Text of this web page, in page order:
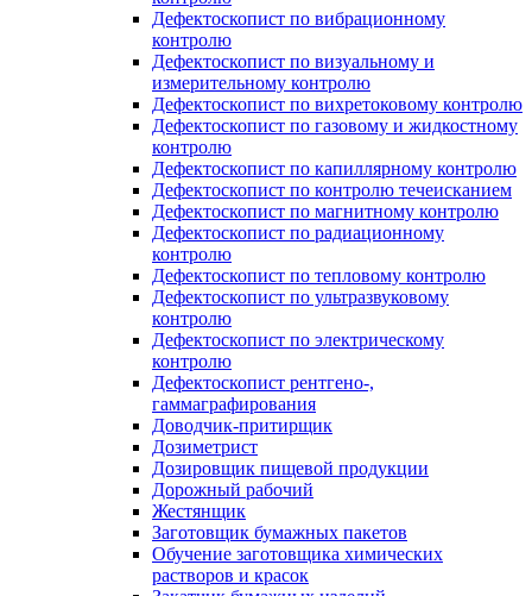
Дефектоскопист по вибрационному
контролю
Дефектоскопист по визуальному и
измерительному контролю
Дефектоскопист по вихретоковому контролю
Дефектоскопист по газовому и жидкостному
контролю
Дефектоскопист по капиллярному контролю
Дефектоскопист по контролю течеисканием
Дефектоскопист по магнитному контролю
Дефектоскопист по радиационному
контролю
Дефектоскопист по тепловому контролю
Дефектоскопист по ультразвуковому
контролю
Дефектоскопист по электрическому
контролю
Дефектоскопист рентгено-,
гаммаграфирования
Доводчик-притирщик
Дозиметрист
Дозировщик пищевой продукции
Дорожный рабочий
Жестянщик
Заготовщик бумажных пакетов
Обучение заготовщика химических
растворов и красок